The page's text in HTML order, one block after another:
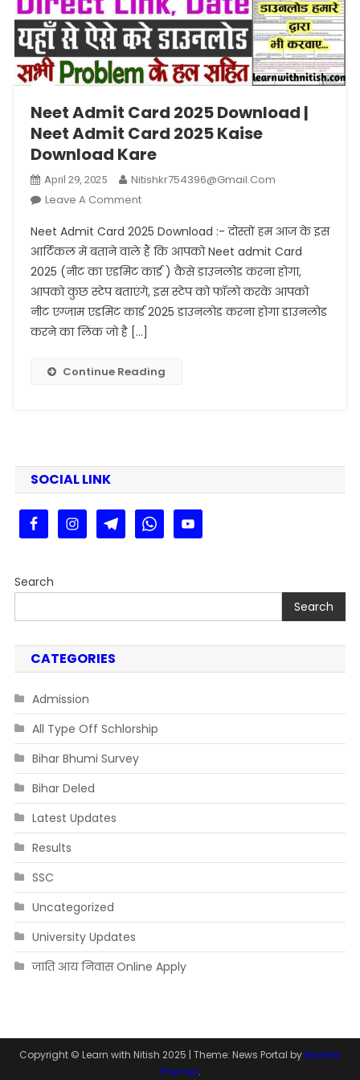
Neet Admit Card 2025 Download |
Neet Admit Card 2025 Kaise
Download Kare
April 29, 2025
Nitishkr754396@gmail.com
Leave A CommentOn
Admit
Card
2025
Download
|
Neet
Card
Neet Admit Card 2025 Download :- दोस्तों हम आज के इस
आर्टिकल में बताने वाले हैं कि आपको Neet admit Card
2025 (नीट का एडमिट कार्ड ) कैसे डाउनलोड करना होगा,
आपको कुछ स्टेप बताएंगे, इस स्टेप को फॉलो करके आपको
नीट एग्जाम एडमिट कार्ड 2025 डाउनलोड करना होगा डाउनलोड
करने का लिंक जो है […]
Continue Reading
SOCIAL LINK
Search
Search
CATEGORIES
Admission
All Type Off Schlorship
Bihar Bhumi Survey
Bihar Deled
Latest Updates
Results
SSC
Uncategorized
University Updates
जाति आय निवास Online Apply
Copyright © Learn with Nitish 2025 | Theme: News Portal byMystery
Themes.